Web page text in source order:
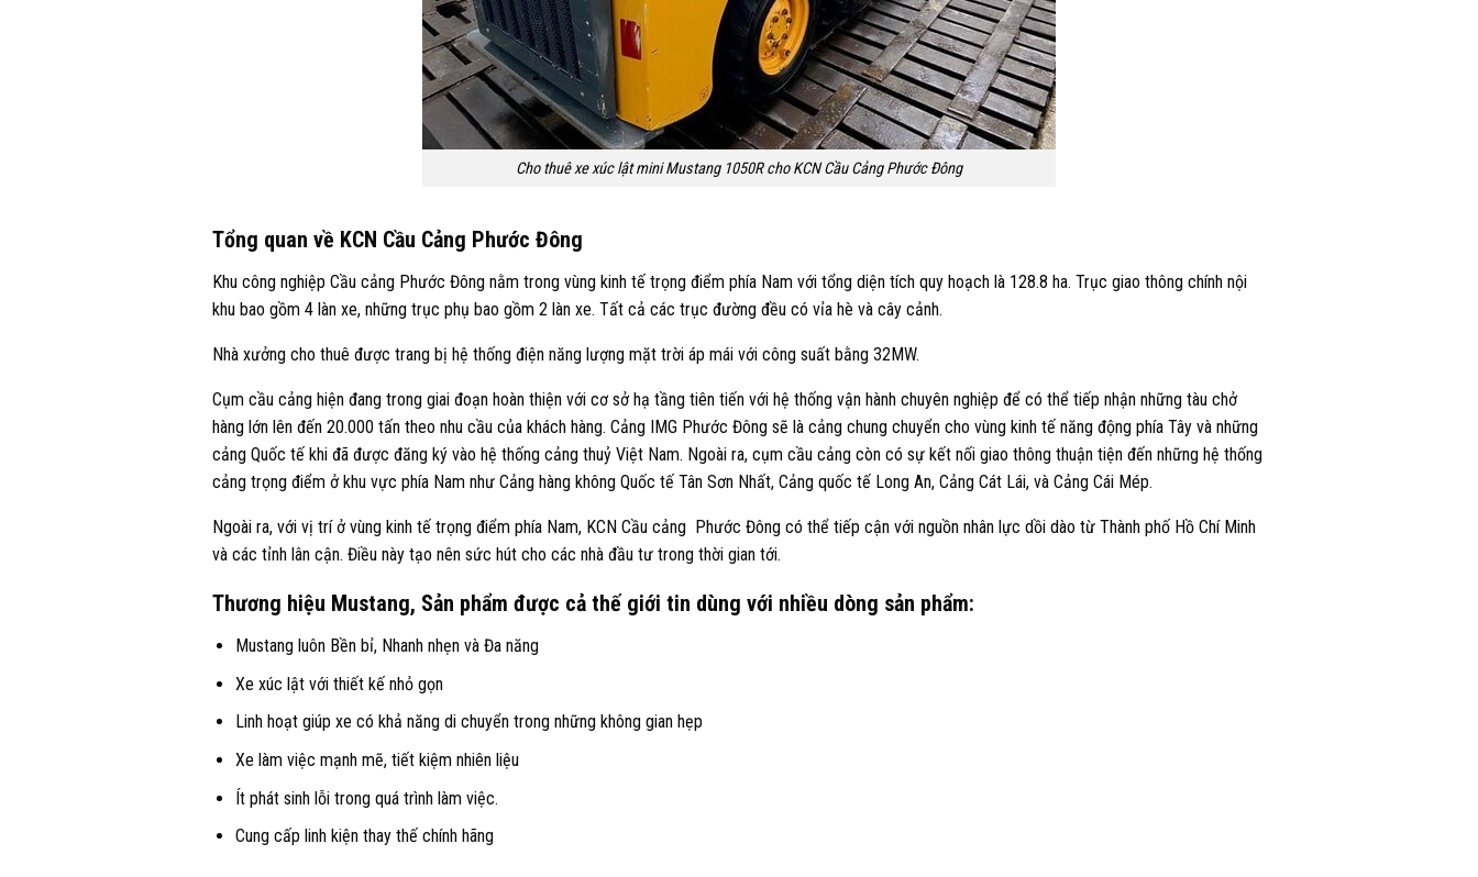
Cho thuê xe xúc lật mini Mustang 1050R cho KCN Cầu Cảng Phước Đông
Tổng quan về KCN Cầu Cảng Phước Đông
Khu công nghiệp Cầu cảng Phước Đông nằm trong vùng kinh tế trọng điểm phía Nam với tổng diện tích quy hoạch là 128.8 ha. Trục giao thông chính nội
khu bao gồm 4 làn xe, những trục phụ bao gồm 2 làn xe. Tất cả các trục đường đều có vỉa hè và cây cảnh.
Nhà xưởng cho thuê được trang bị hệ thống điện năng lượng mặt trời áp mái với công suất bằng 32MW.
Cụm cầu cảng hiện đang trong giai đoạn hoàn thiện với cơ sở hạ tầng tiên tiến với hệ thống vận hành chuyên nghiệp để có thể tiếp nhận những tàu chở
hàng lớn lên đến 20.000 tấn theo nhu cầu của khách hàng. Cảng IMG Phước Đông sẽ là cảng chung chuyển cho vùng kinh tế năng động phía Tây và những
cảng Quốc tế khi đã được đăng ký vào hệ thống cảng thuỷ Việt Nam. Ngoài ra, cụm cầu cảng còn có sự kết nối giao thông thuận tiện đến những hệ thống
cảng trọng điểm ở khu vực phía Nam như Cảng hàng không Quốc tế Tân Sơn Nhất, Cảng quốc tế Long An, Cảng Cát Lái, và Cảng Cái Mép.
Ngoài ra, với vị trí ở vùng kinh tế trọng điểm phía Nam, KCN Cầu cảng Phước Đông có thể tiếp cận với nguồn nhân lực dồi dào từ Thành phố Hồ Chí Minh
và các tỉnh lân cận. Điều này tạo nên sức hút cho các nhà đầu tư trong thời gian tới.
Thương hiệu Mustang, Sản phẩm được cả thế giới tin dùng với nhiều dòng sản phẩm:
Mustang luôn Bền bỉ, Nhanh nhẹn và Đa năng
Xe xúc lật với thiết kế nhỏ gọn
Linh hoạt giúp xe có khả năng di chuyển trong những không gian hẹp
Xe làm việc mạnh mẽ, tiết kiệm nhiên liệu
Ít phát sinh lỗi trong quá trình làm việc.
Cung cấp linh kiện thay thế chính hãng